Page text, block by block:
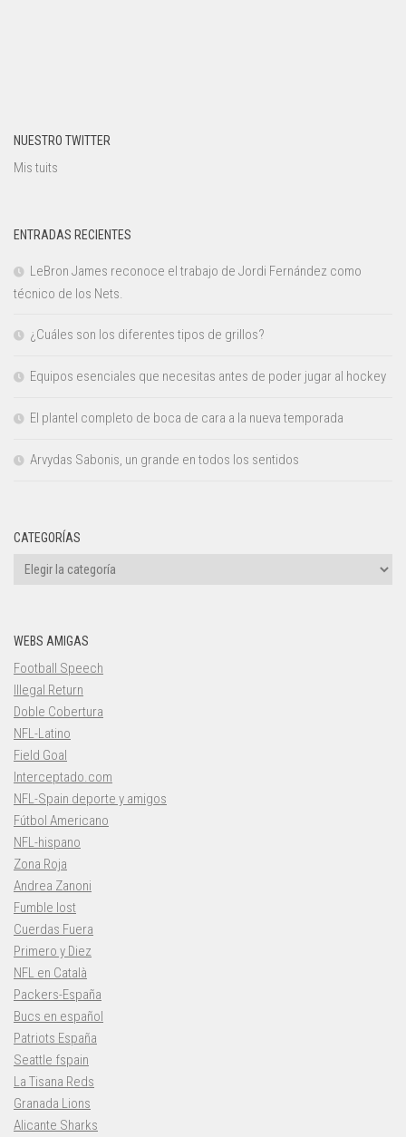
NUESTRO TWITTER
Mis tuits
ENTRADAS RECIENTES
LeBron James reconoce el trabajo de Jordi Fernández como
técnico de los Nets.
¿Cuáles son los diferentes tipos de grillos?
Equipos esenciales que necesitas antes de poder jugar al hockey
El plantel completo de boca de cara a la nueva temporada
Arvydas Sabonis, un grande en todos los sentidos
CATEGORÍAS
Categorías
WEBS AMIGAS
Football Speech
Illegal Return
Doble Cobertura
NFL-Latino
Field Goal
Interceptado.com
NFL-Spain deporte y amigos
Fútbol Americano
NFL-hispano
Zona Roja
Andrea Zanoni
Fumble lost
Cuerdas Fuera
Primero y Diez
NFL en Català
Packers-España
Bucs en español
Patriots España
Seattle fspain
La Tisana Reds
Granada Lions
Alicante Sharks